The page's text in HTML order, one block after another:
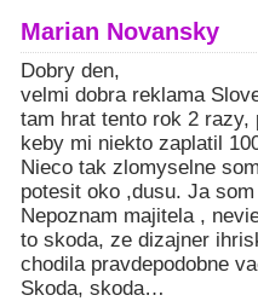
Marian Novansky
Dobry den,
velmi dobra reklama
tam hrat tento rok 2 razy,
keby mi niekto zaplatil
Nieco tak zlomyselne
potesit oko ,dusu. Ja
Nepoznam majitela ,
to skoda, ze dizajner
chodila pravdepodobne
Skoda, skoda…